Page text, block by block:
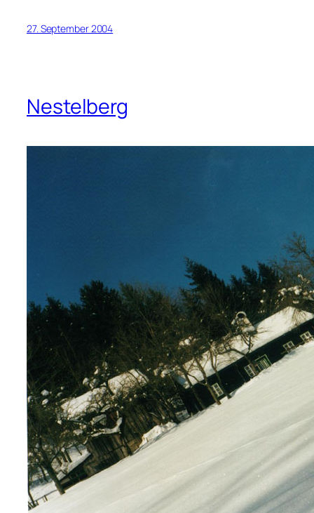
27. September 2004
Nestelberg